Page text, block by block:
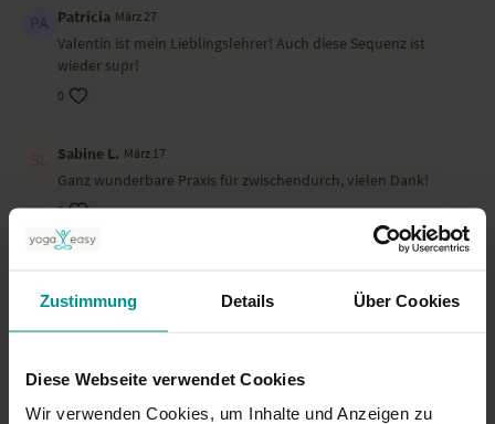
Zustimmung Details Über Cookies
Diese Webseite verwendet Cookies
Wir verwenden Cookies, um Inhalte und Anzeigen zu
Patricia März 27
Valentin ist mein Lieblingslehrer! Auch diese Sequenz ist
wieder supr!
0
Sabine L. März 17
Ganz wunderbare Praxis für zwischendurch, vielen Dank!
0
Ablauf, Anleitung, Tempo - alles genau richtig - Danke
Sonja Februar 28
Toller Start in den Tag